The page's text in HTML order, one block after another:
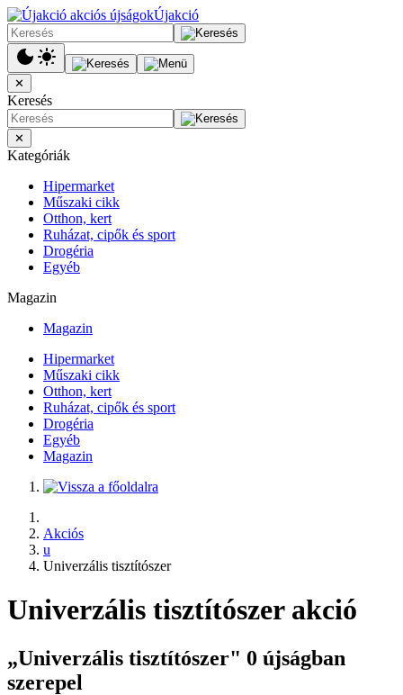
Újakció
✕
Keresés
✕
Kategóriák
Hipermarket
Műszaki cikk
Otthon, kert
Ruházat, cipők és sport
Drogéria
Egyéb
Magazin
Magazin
Hipermarket
Műszaki cikk
Otthon, kert
Ruházat, cipők és sport
Drogéria
Egyéb
Magazin
Akciós
u
Univerzális tisztítószer
Univerzális tisztítószer akció
„Univerzális tisztítószer" 0 újságban
szerepel